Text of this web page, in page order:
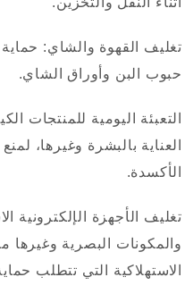
تغليف القهوة والشاي:
حبوب البن وأوراق الشاي.
التعبئة اليومية للمنتجات
العناية بالبشرة وغيرها،
الأكسدة.
تغليف الأجهزة الإلكترونية
والمكونات البصرية وغيرها
الاستهلاكية التي تتطلب